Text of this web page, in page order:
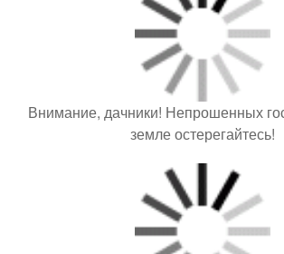
Внимание, дачники! Непрошенных
земле остерегайтесь!